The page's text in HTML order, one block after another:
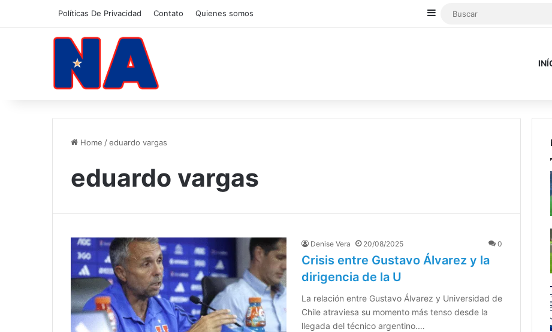
Políticas De Privacidad Contato Quienes somos Sidebar
Home /eduardo vargas
eduardo vargas
Denise Vera 20/08/2025 0
Crisis entre Gustavo Álvarez y la
dirigencia de la U
La relación entre Gustavo Álvarez y Universidad de
Chile atraviesa su momento más tenso desde la
llegada del técnico argentino.…